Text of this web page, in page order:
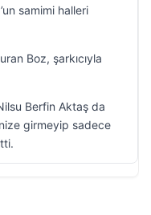
samimi halleri
Boz, şarkıcıyla
Berfin Aktaş da
girmeyip sadece